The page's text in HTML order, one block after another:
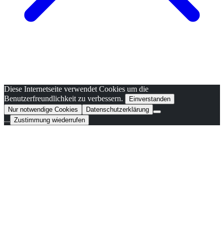
Diese Internetseite verwendet Cookies um die
Benutzerfreundlichkeit zu verbessern.
Einverstanden
Nur notwendige Cookies
Datenschutzerklärung
... Zustimmung wiederrufen